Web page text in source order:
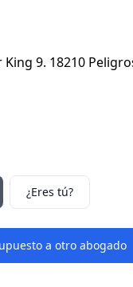
9. 18210
¿Eres tú?
a otro abogado